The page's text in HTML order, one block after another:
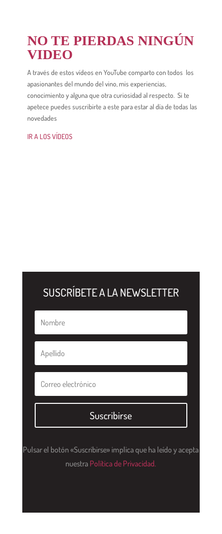
NO TE PIERDAS NINGÚN
VIDEO
A través de estos vídeos en YouTube comparto con todos los
apasionantes del mundo del vino, mis experiencias,
conocimiento y alguna que otra curiosidad al respecto. Si te
apetece puedes suscribirte a este para estar al día de todas las
novedades
IR A LOS VÍDEOS
SUSCRÍBETE A LA NEWSLETTER
Suscribirse
Pulsar el botón «Suscribirse» implica que ha leído y acepta
nuestra Política de Privacidad.